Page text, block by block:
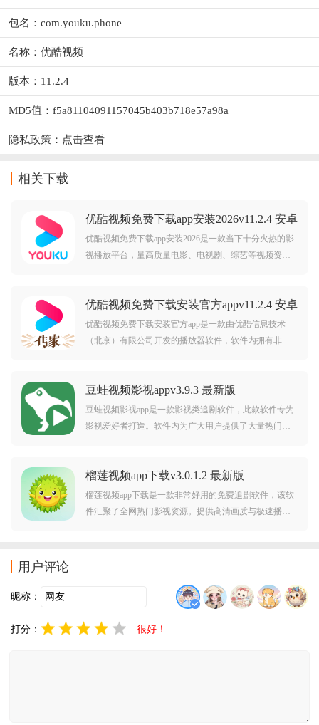
包名：com.youku.phone
名称：优酷视频
版本：11.2.4
MD5值：f5a81104091157045b403b718e57a98a
隐私政策： 点击查看
相关下载
优酷视频免费下载app安装2026v11.2.4 安卓
版
优酷视频免费下载app安装2026是一款当下十分火热的影
视播放平台，量高质量电影、电视剧、综艺等视频资
剧，电影，动漫，音乐，新闻，娱乐，游戏，原创搞笑
等海量影
优酷视频免费下载安装官方appv11.2.4 安卓
版
优酷视频免费下载安装官方app是一款由优酷信息技术
（北京）有限公司开发的播放器软件，软件内拥有非常
看。优酷视频免费下载安装官方app简介：优酷中国知名
视频网
豆蛙视频影视appv3.9.3 最新版
豆蛙视频影视app是一款影视类追剧软件，此款软件专为
影视爱好者打造。软件内为广大用户提供了大量热门影
视app感兴趣的用户不要错过，欢迎大家在本站下载使
用。
榴莲视频app下载v3.0.1.2 最新版
榴莲视频app下载是一款非常好用的免费追剧软件，该软
件汇聚了全网热门影视资源。提供高清画质与极速播放
用户评论
昵称：
打分： 很好！